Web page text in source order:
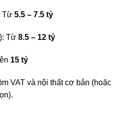
Từ 5.5 – 7.5 tỷ
Từ 8.5 – 12 tỷ
15 tỷ
VAT và nội thất cơ bản (hoặc